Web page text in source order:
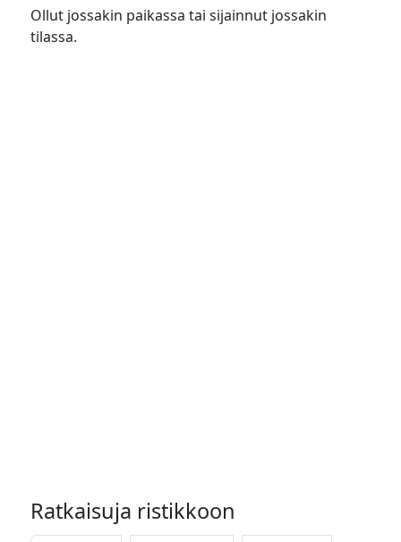
Ollut jossakin paikassa tai sijainnut jossakin
tilassa.
Ratkaisuja ristikkoon